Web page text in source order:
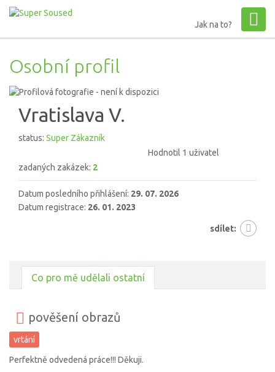
Jak na to?
Osobní profil
Vratislava V.
status: Super Zákazník
Hodnotil 1 uživatel
zadaných zakázek: 2
Datum posledního přihlášení: 29. 07. 2026
Datum registrace: 26. 01. 2023
sdílet:
Co pro mě udělali ostatní
pověšení obrazů
vrtání
Perfektně odvedená práce!!! Děkuji.